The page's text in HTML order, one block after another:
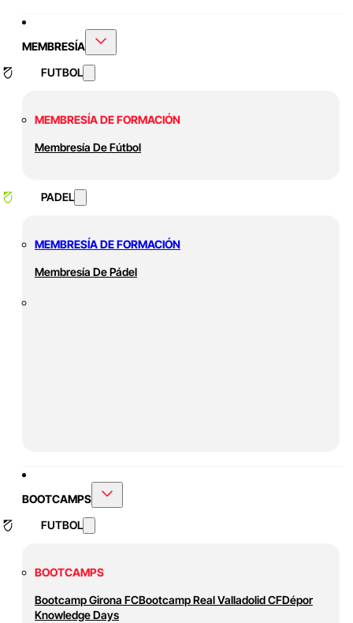
MEMBRESÍA
FUTBOL
MEMBRESÍA DE FORMACIÓN
Membresía De Fútbol
PADEL
MEMBRESÍA DE FORMACIÓN
Membresía De Pádel
BOOTCAMPS
FUTBOL
BOOTCAMPS
Bootcamp Girona FCBootcamp Real Valladolid CFDépor
Knowledge Days